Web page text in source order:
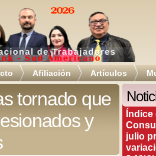
Afiliación Artículos
tornado que
y
Índice
julio